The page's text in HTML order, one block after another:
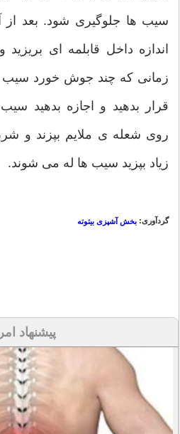
سیب ها جلوگیری شود. بعد
اندازه داخل قابلمه ای
زمانی که چند جوش خورد سیب
قرار بدهید و اجازه بدهید
روی شعله ی ملایم بپزند و
زیاد بپزید سیب ها له می شوند.
گردآوری: بخش آشپزی بیتوته
پیشنهاد